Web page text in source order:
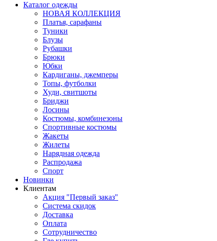
Каталог одежды
НОВАЯ КОЛЛЕКЦИЯ
Платья, сарафаны
Туники
Блузы
Рубашки
Брюки
Юбки
Кардиганы, джемперы
Топы, футболки
Худи, свитшоты
Бриджи
Лосины
Костюмы, комбинезоны
Спортивные костюмы
Жакеты
Жилеты
Нарядная одежда
Распродажа
Спорт
Новинки
Клиентам
Акция "Первый заказ"
Система скидок
Доставка
Оплата
Сотрудничество